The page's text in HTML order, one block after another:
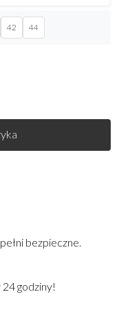
42 44
bezpieczne.
godziny!